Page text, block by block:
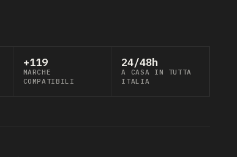
+119
MARCHE
COMPATIBILI
24/48h
A CASA IN TUTTA
ITALIA